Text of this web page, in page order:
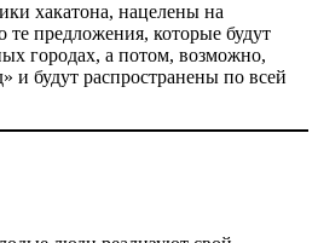
хакатона, нацелены на
предложения, которые будут
городах, а потом, возможно,
будут распространены по всей